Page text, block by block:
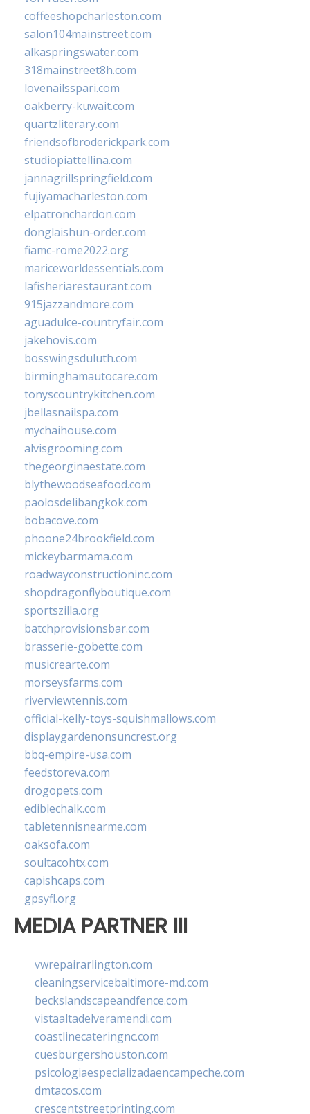
coffeeshopcharleston.com
salon104mainstreet.com
alkaspringswater.com
318mainstreet8h.com
lovenailsspari.com
oakberry-kuwait.com
quartzliterary.com
friendsofbroderickpark.com
studiopiattellina.com
jannagrillspringfield.com
fujiyamacharleston.com
elpatronchardon.com
donglaishun-order.com
fiamc-rome2022.org
mariceworldessentials.com
lafisheriarestaurant.com
915jazzandmore.com
aguadulce-countryfair.com
jakehovis.com
bosswingsduluth.com
birminghamautocare.com
tonyscountrykitchen.com
jbellasnailspa.com
mychaihouse.com
alvisgrooming.com
thegeorginaestate.com
blythewoodseafood.com
paolosdelibangkok.com
bobacove.com
phoone24brookfield.com
mickeybarmama.com
roadwayconstructioninc.com
shopdragonflyboutique.com
sportszilla.org
batchprovisionsbar.com
brasserie-gobette.com
musicrearte.com
morseysfarms.com
riverviewtennis.com
official-kelly-toys-squishmallows.com
displaygardenonsuncrest.org
bbq-empire-usa.com
feedstoreva.com
drogopets.com
ediblechalk.com
tabletennisnearme.com
oaksofa.com
soultacohtx.com
capishcaps.com
gpsyfl.org
MEDIA PARTNER III
vwrepairarlington.com
cleaningservicebaltimore-md.com
beckslandscapeandfence.com
vistaaltadelveramendi.com
coastlinecateringnc.com
cuesburgershouston.com
psicologiaespecializadaencampeche.com
dmtacos.com
crescentstreetprinting.com